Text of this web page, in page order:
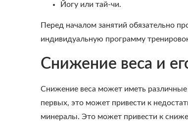
Йогу или тай-чи.
Перед началом занятий обязательно
индивидуальную программу
Снижение веса и
Снижение веса может иметь
первых, это может привести к
минералы. Это может привести к